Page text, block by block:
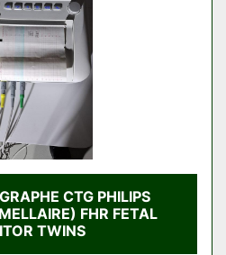
CTG PHILIPS
FHR FETAL
TWINS